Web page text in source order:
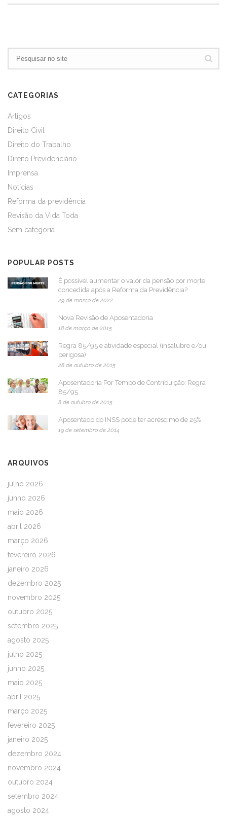
CATEGORIAS
Artigos
Direito Civil
Direito do Trabalho
Direito Previdenciário
Imprensa
Notícias
Reforma da previdência
Revisão da Vida Toda
Sem categoria
POPULAR POSTS
É possível aumentar o valor da pensão por morte
concedida após a Reforma da Previdência?
29 de março de 2022
Nova Revisão de Aposentadoria
18 de março de 2015
Regra 85/95 e atividade especial (insalubre e/ou
perigosa)
28 de outubro de 2015
Aposentadoria Por Tempo de Contribuição: Regra
85/95
8 de outubro de 2015
Aposentado do INSS pode ter acréscimo de 25%
19 de setembro de 2014
ARQUIVOS
julho 2026
junho 2026
maio 2026
abril 2026
março 2026
fevereiro 2026
janeiro 2026
dezembro 2025
novembro 2025
outubro 2025
setembro 2025
agosto 2025
julho 2025
junho 2025
maio 2025
abril 2025
março 2025
fevereiro 2025
janeiro 2025
dezembro 2024
novembro 2024
outubro 2024
setembro 2024
agosto 2024